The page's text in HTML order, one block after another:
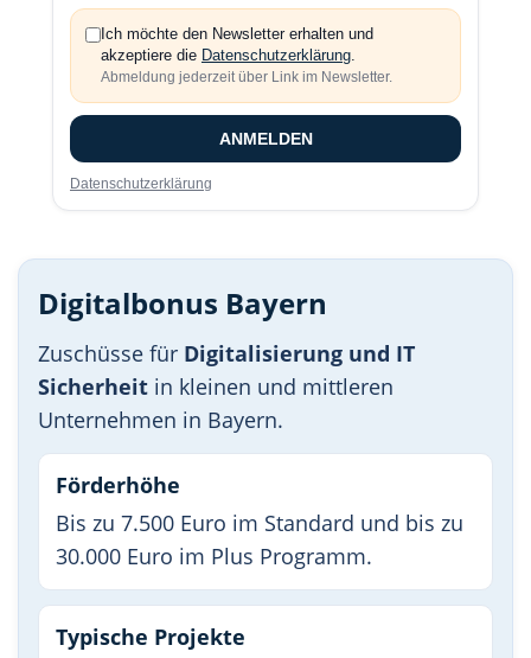
Ich möchte den Newsletter erhalten und
akzeptiere die Datenschutzerklärung
Abmeldung jederzeit über Link im Newsletter.
ANMELDEN
Datenschutzerklärung
Digitalbonus Bayern
Zuschüsse für Digitalisierung und IT
Sicherheit in kleinen und mittleren
Unternehmen in Bayern.
Förderhöhe
Bis zu 7.500 Euro im Standard und bis zu
30.000 Euro im Plus Programm.
Typische Projekte